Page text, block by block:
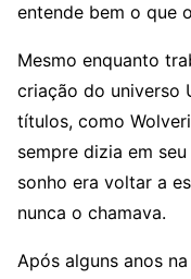
entende bem o que
Mesmo enquanto
criação do universo
títulos, como
sempre dizia em
sonho era voltar a
nunca o chamava.
Após alguns anos